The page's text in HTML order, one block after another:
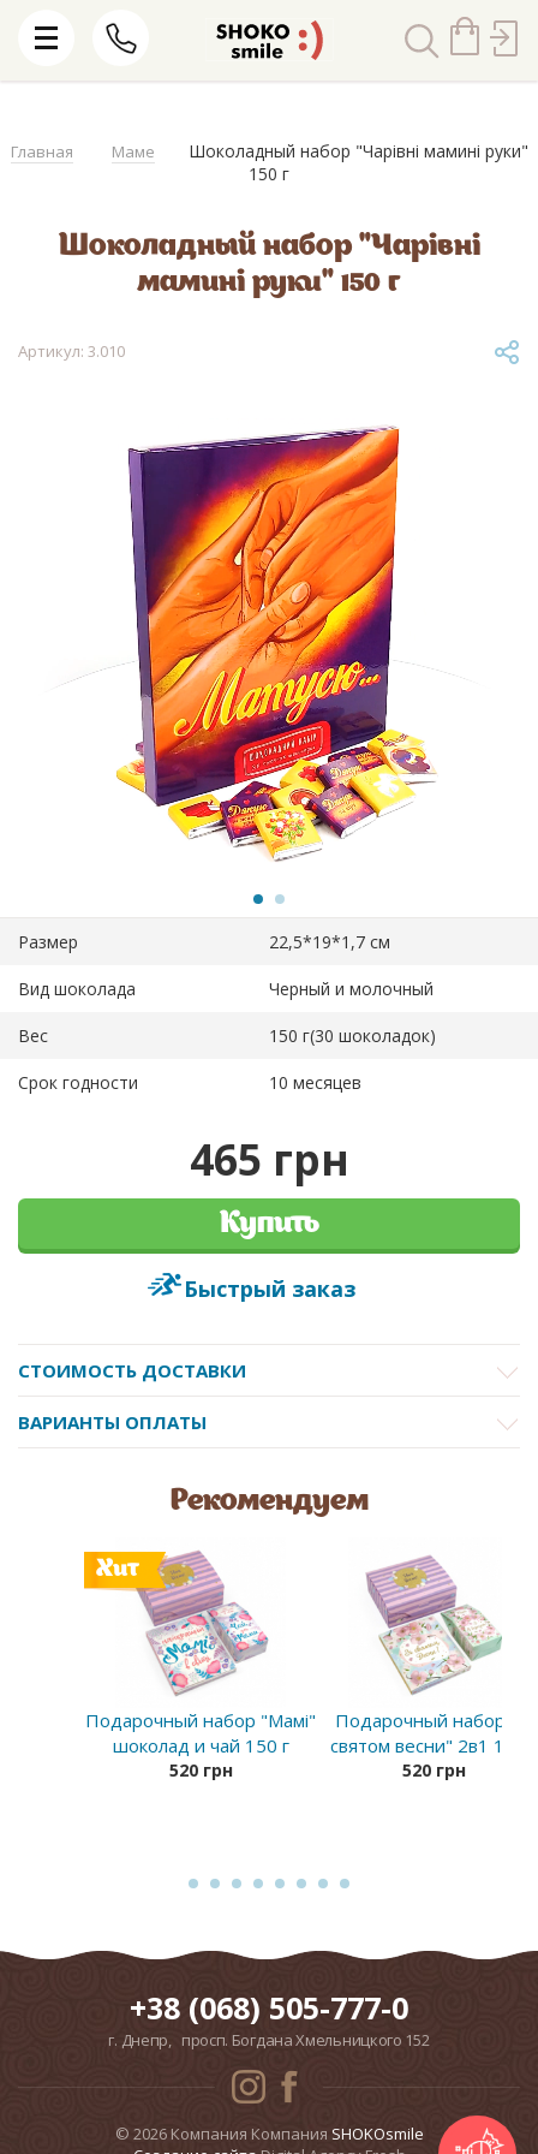
Главная Маме
Шоколадный набор "Чарівні мамині руки"
150 г
Шоколадный набор "Чарівні
мамині руки" 150 г
Артикул: 3.010
Размер 22,5*19*1,7 см
Вид шоколада Черный и молочный
Вес 150 г(30 шоколадок)
Срок годности 10 месяцев
465 грн
Купить
Быстрый заказ
СТОИМОСТЬ ДОСТАВКИ
ВАРИАНТЫ ОПЛАТЫ
Рекомендуем
Хит
Подарочный набор "Мамі"
шоколад и чай 150 г
520 грн
Подарочный набор "Зі
святом весни" 2в1 150 г
520 грн
+38 (068) 505-777-0
г. Днепр, просп. Богдана Хмельницкого 152
© 2026 Компания Компания SHOKOsmile